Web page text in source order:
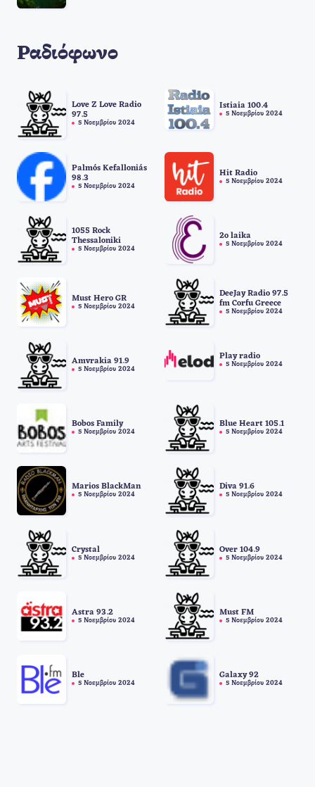
Ραδιόφωνο
Love Z Love Radio
97.5
5 Νοεμβρίου 2024
Istiaia 100.4
5 Νοεμβρίου 2024
Palmós Kefalloniás
98.3
5 Νοεμβρίου 2024
Hit Radio
5 Νοεμβρίου 2024
1055 Rock
Thessaloniki
5 Νοεμβρίου 2024
2o laika
5 Νοεμβρίου 2024
Must Hero GR
5 Νοεμβρίου 2024
DeeJay Radio 97.5
fm Corfu Greece
5 Νοεμβρίου 2024
Amvrakia 91.9
5 Νοεμβρίου 2024
Play radio
5 Νοεμβρίου 2024
Bobos Family
5 Νοεμβρίου 2024
Blue Heart 105.1
5 Νοεμβρίου 2024
Marios BlackMan
5 Νοεμβρίου 2024
Diva 91.6
5 Νοεμβρίου 2024
Crystal
5 Νοεμβρίου 2024
Over 104.9
5 Νοεμβρίου 2024
Astra 93.2
5 Νοεμβρίου 2024
Must FM
5 Νοεμβρίου 2024
Ble
5 Νοεμβρίου 2024
Galaxy 92
5 Νοεμβρίου 2024